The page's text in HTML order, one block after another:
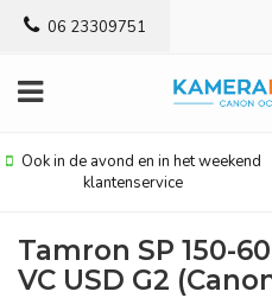
06 23309751
Ook in de avond en in het weekend
klantenservice
Tamron SP 150-
VC USD G2